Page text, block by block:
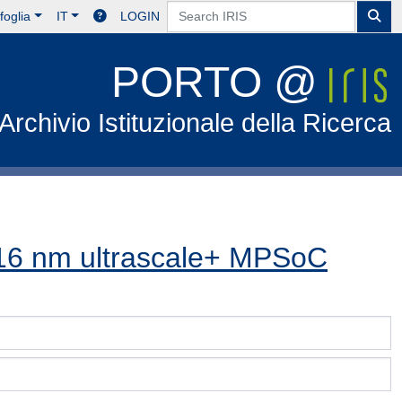
IT LOGIN
PORTO @
Istituzionale della Ricerca
nm ultrascale+ MPSoC